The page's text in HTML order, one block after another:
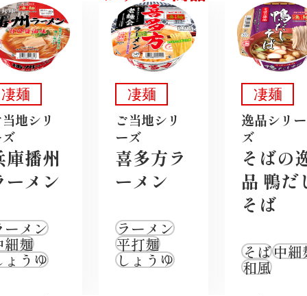
凄麺
地シリ
庫播州
ーメン
ーメン
細麺
ょうゆ
凄麺
ご当地シリ
ーズ
喜多方ラ
ーメン
ラーメン
平打麺
しょうゆ
凄麺
逸品シリー
ズ
そばの
品 鴨だ
そば
そば中細
和風